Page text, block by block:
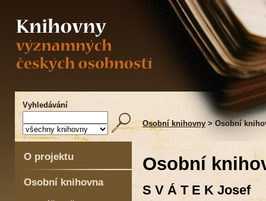
Vyhledávání
Osobní knihovny > Osobní
O projektu
Osobní knihovna
Osobní
S V Á T E K Josef